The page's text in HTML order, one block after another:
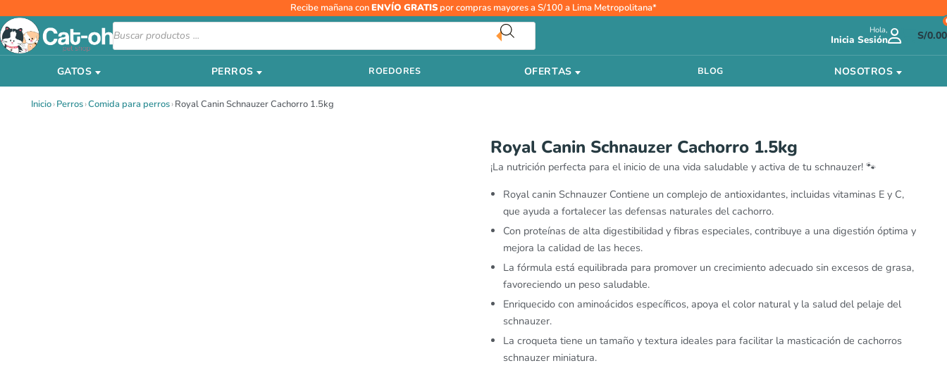
al
contenido
Recibe mañana conENVÍO GRATIS por compras mayores a S/100 a Lima Metropolitana*
Búsqueda
de
productos
Hola,
Inicia Sesión S/0.00
GATOS PERROS ROEDORES OFERTAS BLOG NOSOTROS
Inicio›Perros›Comida para perros›Royal Canin Schnauzer Cachorro 1.5kg
Royal Canin Schnauzer Cachorro 1.5kg
¡La nutrición perfecta para el inicio de una vida saludable y activa de tu schnauzer! 🐾
Royal canin Schnauzer Contiene un complejo de antioxidantes, incluidas vitaminas E y C,
que ayuda a fortalecer las defensas naturales del cachorro.
Con proteínas de alta digestibilidad y fibras especiales, contribuye a una digestión óptima y
mejora la calidad de las heces.
La fórmula está equilibrada para promover un crecimiento adecuado sin excesos de grasa,
favoreciendo un peso saludable.
Enriquecido con aminoácidos específicos, apoya el color natural y la salud del pelaje del
schnauzer.
La croqueta tiene un tamaño y textura ideales para facilitar la masticación de cachorros
schnauzer miniatura.
El
precio
era:
S/113.00.
El
precio
es: